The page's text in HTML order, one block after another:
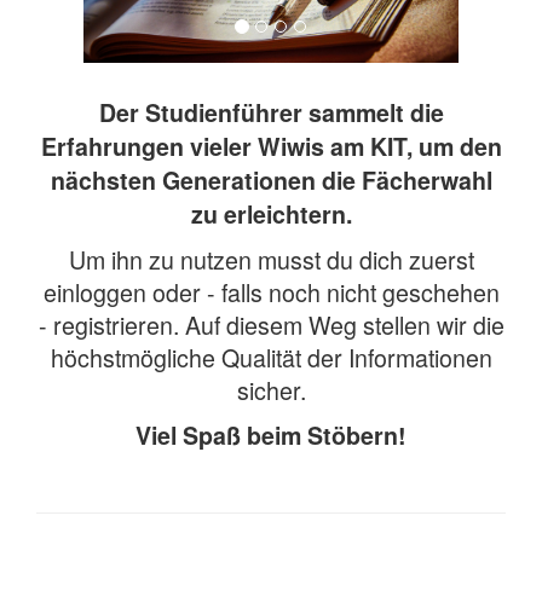
Der Studienführer sammelt die
Erfahrungen vieler Wiwis am KIT, um den
nächsten Generationen die Fächerwahl
zu erleichtern.
Um ihn zu nutzen musst du dich zuerst
einloggen oder - falls noch nicht geschehen
- registrieren. Auf diesem Weg stellen wir die
höchstmögliche Qualität der Informationen
sicher.
Viel Spaß beim Stöbern!